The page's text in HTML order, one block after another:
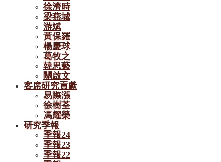
徐濟時
梁燕城
游斌
黃保羅
楊慶球
葛牧之
韓思藝
關啟文
客席研究貢獻
易際漲
徐樹荃
馮耀榮
研究季報
季報24
季報23
季報22